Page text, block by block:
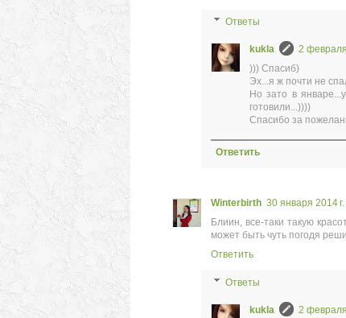
Ответы
kukla
2
))) Спасиб)
Эх...я ж почти не
Но зато в
готовили...))))
Спасибо за
Ответить
Winterbirth 30 января 2014
Блиин, все-таки такую
может быть чуть погодя
Ответить
Ответы
kukla
2